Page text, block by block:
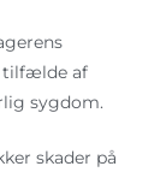
tilfælde af
sygdom.
skader på